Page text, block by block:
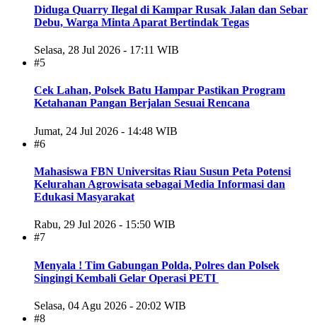
Diduga Quarry Ilegal di Kampar Rusak Jalan dan Sebar
Debu, Warga Minta Aparat Bertindak Tegas
Selasa, 28 Jul 2026 - 17:11 WIB
#5
Cek Lahan, Polsek Batu Hampar Pastikan Program
Ketahanan Pangan Berjalan Sesuai Rencana
Jumat, 24 Jul 2026 - 14:48 WIB
#6
Mahasiswa FBN Universitas Riau Susun Peta Potensi
Kelurahan Agrowisata sebagai Media Informasi dan
Edukasi Masyarakat
Rabu, 29 Jul 2026 - 15:50 WIB
#7
Menyala ! Tim Gabungan Polda, Polres dan Polsek
Singingi Kembali Gelar Operasi PETI
Selasa, 04 Agu 2026 - 20:02 WIB
#8